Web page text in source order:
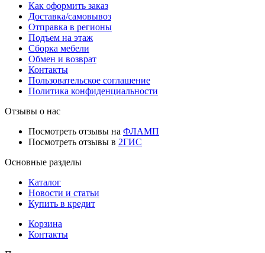
Как оформить заказ
Доставка/самовывоз
Отправка в регионы
Подъем на этаж
Сборка мебели
Обмен и возврат
Контакты
Пользовательское соглашение
Политика конфиденциальности
Отзывы о нас
Посмотреть отзывы на ФЛАМП
Посмотреть отзывы в 2ГИС
Основные разделы
Каталог
Новости и статьи
Купить в кредит
Корзина
Контакты